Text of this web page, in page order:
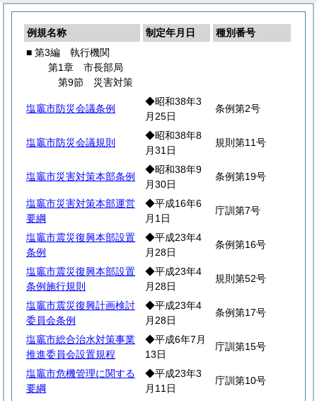
例規名称 制定年月日
種別番号
■ 第3編 執行機関
第1章 市長部局
第9節 災害対策
塩竈市防災会議条例
◆昭和38年3
月25日
条例第2号
塩竈市防災会議規則
◆昭和38年8
月31日
規則第11号
塩竈市災害対策本部条例
◆昭和38年9
月30日
条例第19号
塩竈市災害対策本部運営
要綱
◆平成16年6
月1日
庁訓第7号
塩竈市震災復興本部設置
条例
◆平成23年4
月28日
条例第16号
塩竈市震災復興本部設置
条例施行規則
◆平成23年4
月28日
規則第52号
塩竈市震災復興計画検討
委員会条例
◆平成23年4
月28日
条例第17号
塩竈市総合治水対策事業
推進委員会設置規程
◆平成6年7月
13日
庁訓第15号
塩竈市危機管理に関する
要綱
◆平成23年3
月11日
庁訓第10号